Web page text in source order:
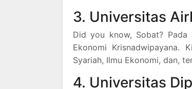
3. Universitas
Did you know, Sobat? Pada
Ekonomi Krisnadwipayana.
Syariah, Ilmu Ekonomi, dan,
4. Universitas